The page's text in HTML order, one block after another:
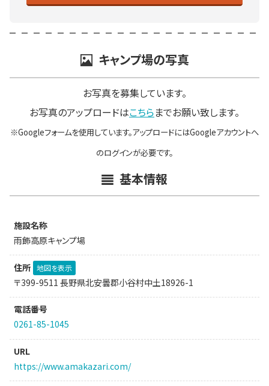
キャンプ場の写真
お写真を募集しています。
お写真のアップロードはこちらまでお願い致します。
※Googleフォームを使用しています。アップロードにはGoogleアカウントへ
のログインが必要です。
基本情報
施設名称
雨飾高原キャンプ場
住所 地図を表示
〒399-9511 長野県北安曇郡小谷村中土18926-1
電話番号
0261-85-1045
URL
https://www.amakazari.com/